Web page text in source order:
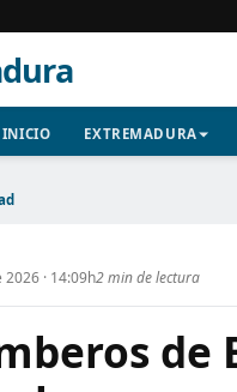
INICIO EXTREMADURA
2026 · 14:09h2 min de lectura
de